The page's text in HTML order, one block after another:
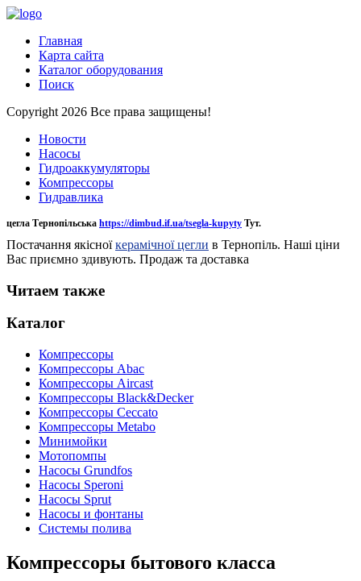
Главная
Карта сайта
Каталог оборудования
Поиск
Copyright 2026 Все права защищены!
Новости
Насосы
Гидроаккумуляторы
Компрессоры
Гидравлика
цегла Тернопільська https://dimbud.if.ua/tsegla-kupyty Тут.
Постачання якісноїкерамічної цегли в Тернопіль. Наші ціни
Вас приємно здивують. Продаж та доставка
Читаем также
Каталог
Компрессоры
Компрессоры Abac
Компрессоры Aircast
Компрессоры Black&Decker
Компрессоры Ceccato
Компрессоры Metabo
Минимойки
Мотопомпы
Насосы Grundfos
Насосы Speroni
Насосы Sprut
Насосы и фонтаны
Системы полива
Компрессоры бытового класса